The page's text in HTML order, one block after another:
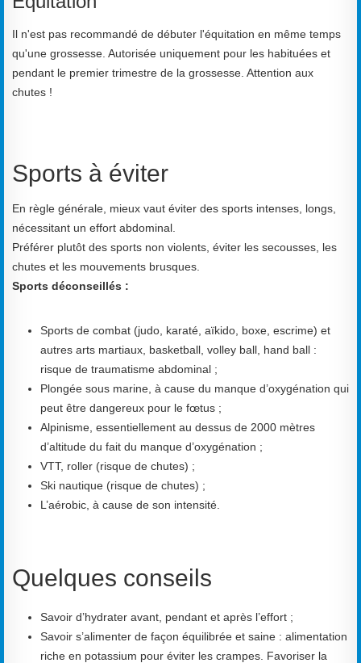
Il n'est pas recommandé de débuter l'équitation en même temps
qu'une grossesse. Autorisée uniquement pour les habituées et
pendant le premier trimestre de la grossesse. Attention aux
chutes !
Sports à éviter
En règle générale, mieux vaut éviter des sports intenses, longs,
nécessitant un effort abdominal.
Préférer plutôt des sports non violents, éviter les secousses, les
chutes et les mouvements brusques.
Sports déconseillés :
Sports de combat (judo, karaté, aïkido, boxe, escrime) et
autres arts martiaux, basketball, volley ball, hand ball :
risque de traumatisme abdominal ;
Plongée sous marine, à cause du manque d’oxygénation qui
peut être dangereux pour le fœtus ;
Alpinisme, essentiellement au dessus de 2000 mètres
d’altitude du fait du manque d’oxygénation ;
VTT, roller (risque de chutes) ;
Ski nautique (risque de chutes) ;
L’aérobic, à cause de son intensité.
Quelques conseils
Savoir d’hydrater avant, pendant et après l’effort ;
Savoir s’alimenter de façon équilibrée et saine : alimentation
riche en potassium pour éviter les crampes. Favoriser la